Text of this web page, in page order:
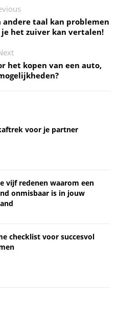
taal kan problemen
het zuiver kan vertalen!
het kopen van een auto,
voor je partner
vijf redenen waarom een
onmisbaar is in jouw
checklist voor succesvol